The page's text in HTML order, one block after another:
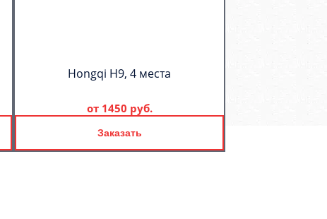
Hongqi H9, 4 места
от 1450 руб.
Заказать